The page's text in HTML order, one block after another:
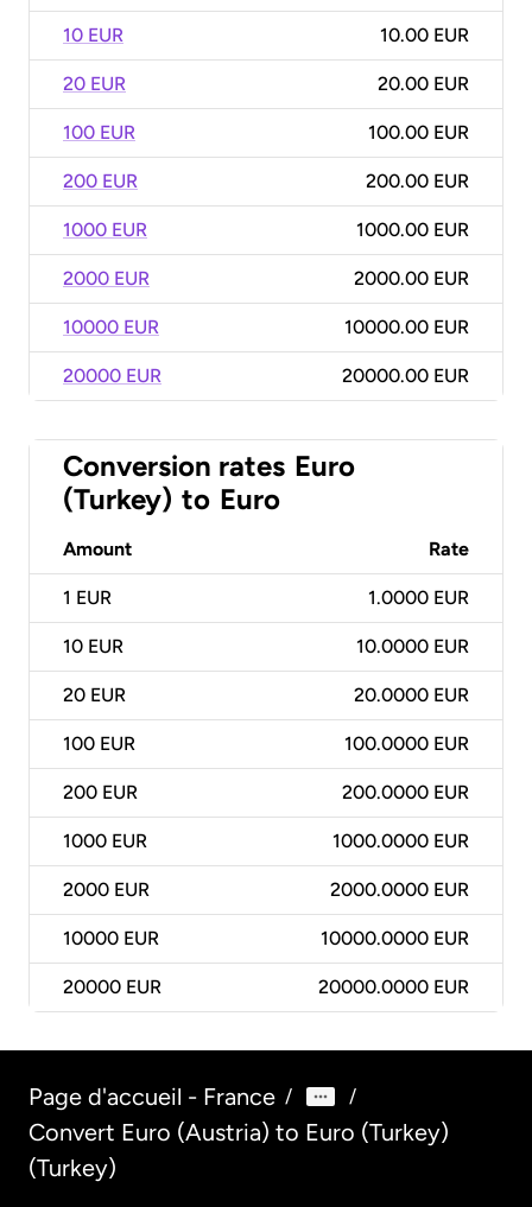
10 EUR 10.00 EUR
20 EUR 20.00 EUR
100 EUR 100.00 EUR
200 EUR 200.00 EUR
1000 EUR 1000.00 EUR
2000 EUR 2000.00 EUR
10000 EUR 10000.00 EUR
20000 EUR 20000.00 EUR
Conversion rates Euro
(Turkey) to Euro
Amount Rate
1 EUR 1.0000 EUR
10 EUR 10.0000 EUR
20 EUR 20.0000 EUR
100 EUR 100.0000 EUR
200 EUR 200.0000 EUR
1000 EUR 1000.0000 EUR
2000 EUR 2000.0000 EUR
10000 EUR 10000.0000 EUR
20000 EUR 20000.0000 EUR
Page d'accueil - France / /
Convert Euro (Austria) to Euro (Turkey)
(Turkey)